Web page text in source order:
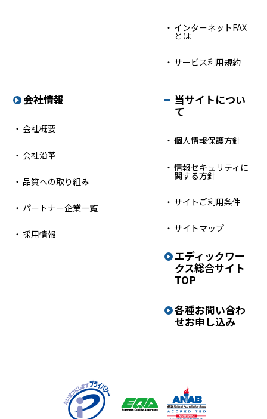
インターネットFAX
とは
サービス利用規約
会社情報
会社概要
会社沿革
品質への取り組み
パートナー企業一覧
採用情報
当サイトについ
て
個人情報保護方針
情報セキュリティに
関する方針
サイトご利用条件
サイトマップ
エディックワー
クス総合サイト
TOP
各種お問い合わ
せお申し込み